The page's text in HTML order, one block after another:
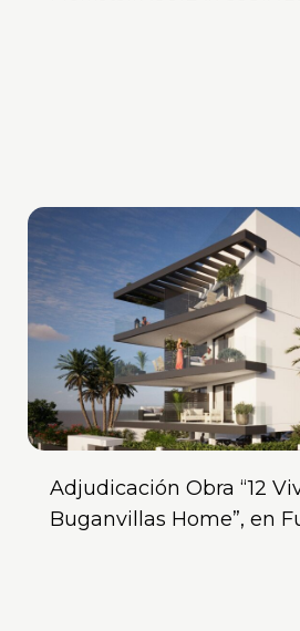
Adjudicación Obra “12
Buganvillas Home”, en